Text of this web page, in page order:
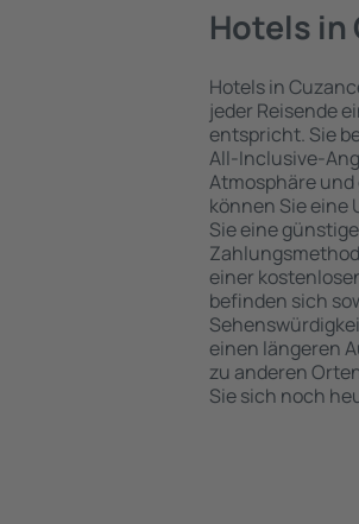
Hotels in
Hotels in
jeder Reisende
entspricht. Sie
All-Inclusive-
Atmosphäre
können Sie eine
Sie eine
einer
befinden sich
einen längeren
zu anderen
Sie sich noch